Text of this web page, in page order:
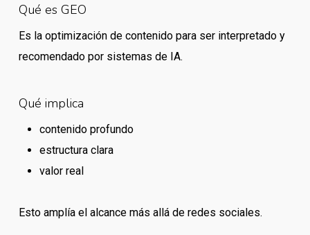
Qué es GEO
Es la optimización de contenido para ser interpretado y
recomendado por sistemas de IA.
Qué implica
contenido profundo
estructura clara
valor real
Esto amplía el alcance más allá de redes sociales.